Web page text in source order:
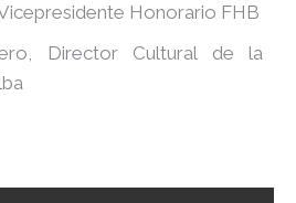
Honorario FHB
Director Cultural de la